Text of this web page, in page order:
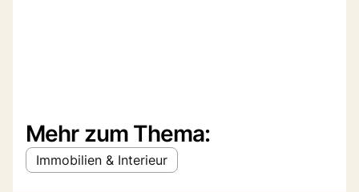
Mehr zum Thema:
Immobilien & Interieur